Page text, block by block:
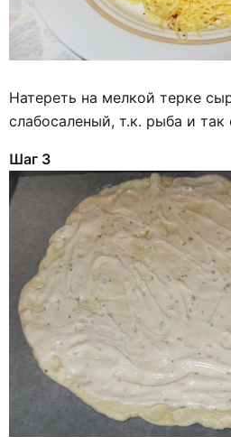
Натереть на мелкой терке
слабосаленый, т.к. рыба и так
Шаг 3